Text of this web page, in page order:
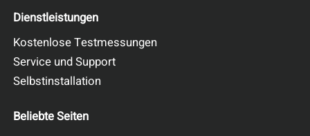
Dienstleistungen
Kostenlose Testmessungen
Service und Support
Selbstinstallation
Beliebte Seiten